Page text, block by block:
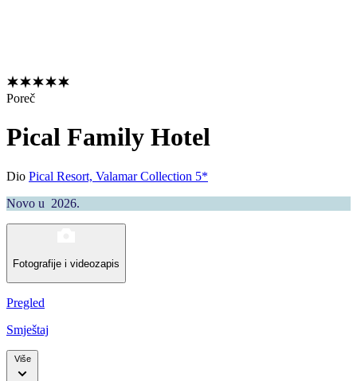
Poreč
Pical Family Hotel
Dio Pical Resort, Valamar Collection 5*
Novo u 2026.
Fotografije i videozapis
Pregled
Smještaj
Više